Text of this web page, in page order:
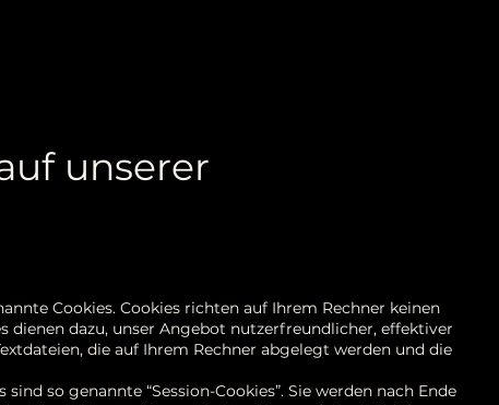
unserer
Cookies. Cookies richten auf Ihrem Rechner keinen
dienen dazu, unser Angebot nutzerfreundlicher, effektiver
die auf Ihrem Rechner abgelegt werden und die
so genannte “Session-Cookies”. Sie werden nach Ende